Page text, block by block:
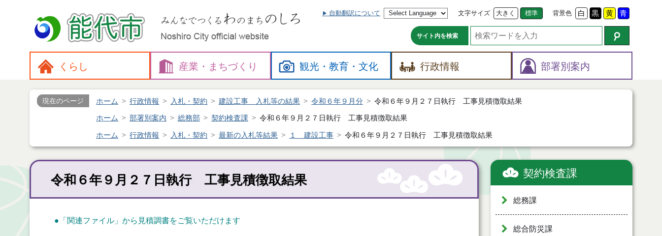
自動翻訳について 文字サイズ 大きく 標準 背景色 白 黒 黄 青
サイト内を検索
くらし 産業・ まちづくり 観光・教育・文化 行政情報 部署別案内
現在のページ ホーム 行政情報 入札・契約 建設工事 入札等の結果 令和６年９月分 令和６年９月２７日執行 工事見積徴取結果
ホーム 部署別案内 総務部 契約検査課 令和６年９月２７日執行 工事見積徴取結果
ホーム 行政情報 入札・契約 最新の入札等結果 １ 建設工事 令和６年９月２７日執行 工事見積徴取結果
令和６年９月２７日執行 工事見積徴取結果
●「関連ファイル」から見積調書をご覧いただけます
契約検査課
総務課
総合防災課